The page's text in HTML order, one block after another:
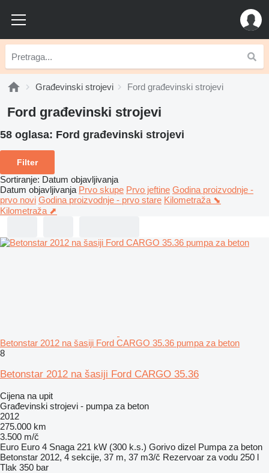
Građevinski strojevi Ford građevinski strojevi
Ford građevinski strojevi
58 oglasa: Ford građevinski strojevi
Filter
Sortiranje: Datum objavljivanja
Datum objavljivanja Prvo skupe Prvo jeftine Godina proizvodnje -
prvo novi Godina proizvodnje - prvo stare Kilometraža ⬊
Kilometraža ⬈
Betonstar 2012 na šasiji Ford CARGO 35.36 pumpa za beton
8
Betonstar 2012 na šasiji Ford CARGO 35.36
Cijena na upit
Građevinski strojevi - pumpa za beton
2012
275.000 km
3.500 m/č
Euro Euro 4 Snaga 221 kW (300 k.s.) Gorivo dizel Pumpa za beton
Betonstar 2012, 4 sekcije, 37 m, 37 m3/č Rezervoar za vodu 250 l
Tlak 350 bar